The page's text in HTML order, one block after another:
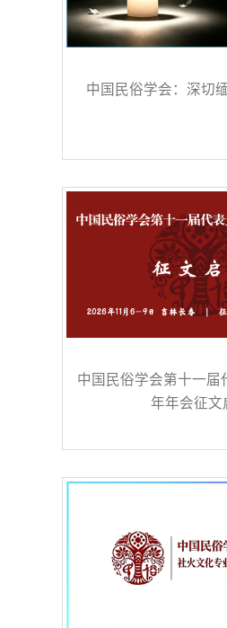
中国民俗学会：深切
中国民俗学会第十一届
年年会征文